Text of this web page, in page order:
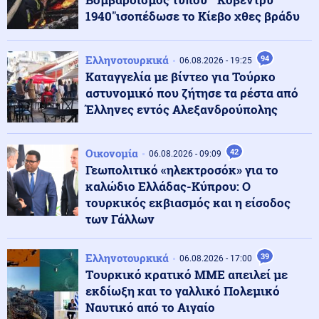
Υεμένη: 58 στρατιωτικοί νεκροί σε επιθέσεις των
Χούθι (βίντεο)
ΗΠΑ 07.08.2026 - 09:54
Κόσμος 07.08.2026 - 09:50
Επίδειξη ισχύος από το Ισραήλ στη σκιά της
σύγκρουσης με την Τουρκία: Ασκήσεις-μαμούθ των
IDF στη Μεσόγειο
Κοινωνία 07.08.2026 - 09:44
Φωτιά σε εγκαταλελειμμένο κτήριο στο Μοσχάτο –
Ολοκληρωτική η καταστροφή (βίντεο)
1940"ισοπέδωσε το Κίεβο χθες βράδυ
Ελληνοτουρκικά 06.08.2026 - 19:25 94
Καταγγελία με βίντεο για Τούρκο
αστυνομικό που ζήτησε τα ρέστα από
Έλληνες εντός Αλεξανδρούπολης
Οικονομία 06.08.2026 - 09:09 42
Γεωπολιτικό «ηλεκτροσόκ» για το
καλώδιο Ελλάδας-Κύπρου: Ο
τουρκικός εκβιασμός και η είσοδος
των Γάλλων
Ελληνοτουρκικά 06.08.2026 - 17:00 39
Tουρκικό κρατικό ΜΜΕ απειλεί με
εκδίωξη και το γαλλικό Πολεμικό
Ναυτικό από το Αιγαίο